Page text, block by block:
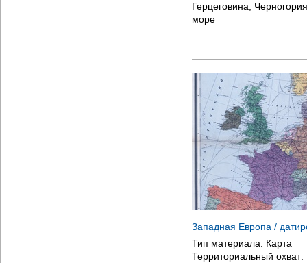
Герцеговина,
море
Западная Европа /
Тип материала: Карта
Территориальный охват: